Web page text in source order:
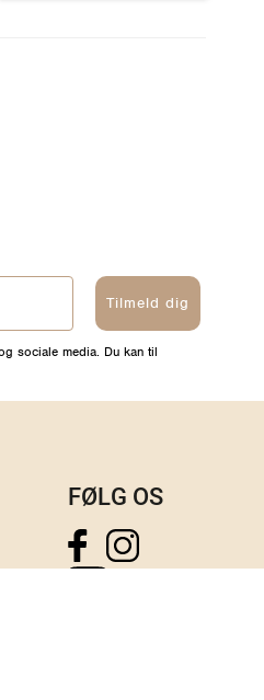
Tilmeld dig
sociale media. Du kan til
FØLG OS